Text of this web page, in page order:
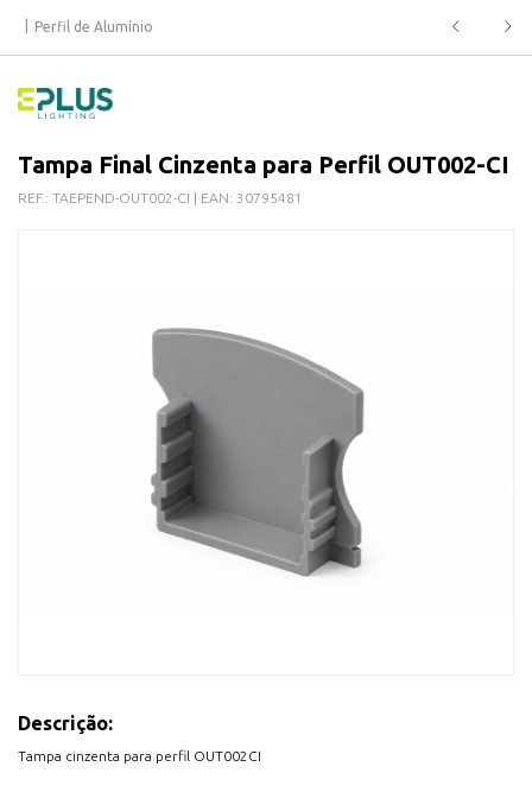
Perfil de Alumínio
Tampa Final Cinzenta para Perfil OUT002-CI
REF.: TAEPEND-OUT002-CI | EAN: 30795481
Descrição:
Tampa cinzenta para perfil OUT002CI